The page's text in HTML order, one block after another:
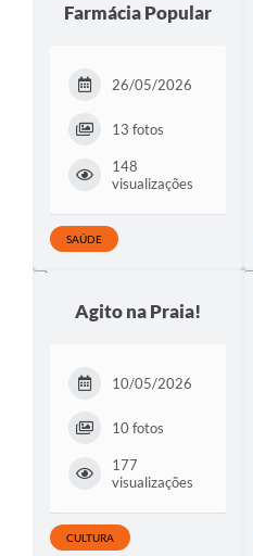
Farmácia Popular
26/05/2026
13 fotos
148
visualizações
SAÚDE
Agito na Praia!
10/05/2026
10 fotos
177
visualizações
CULTURA